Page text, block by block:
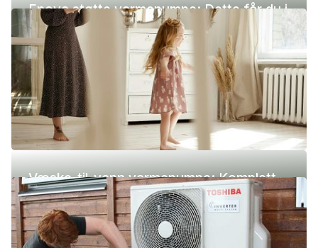
Enova støtte varmepumpe: Dette får du i
2026
Væske-til-vann varmepumpe: Komplett
guide (pris, fordeler og ulemper)